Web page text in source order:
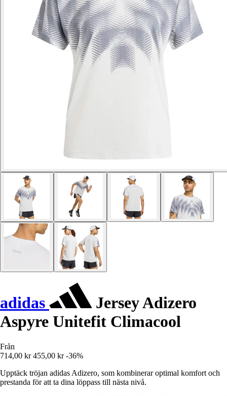
adidas
Jersey Adizero
Aspyre Unitefit Climacool
Från
714,00 kr 455,00 kr -36%
Upptäck tröjan adidas Adizero, som kombinerar optimal komfort och
prestanda för att ta dina löppass till nästa nivå.